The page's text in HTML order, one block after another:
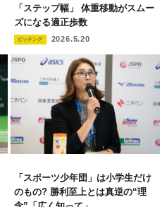
「ステップ幅」 体重移動がスムー
ズになる適正歩数
ピッチング 2026.5.20
「スポーツ少年団」は小学生だけ
のもの? 勝利至上とは真逆の“理